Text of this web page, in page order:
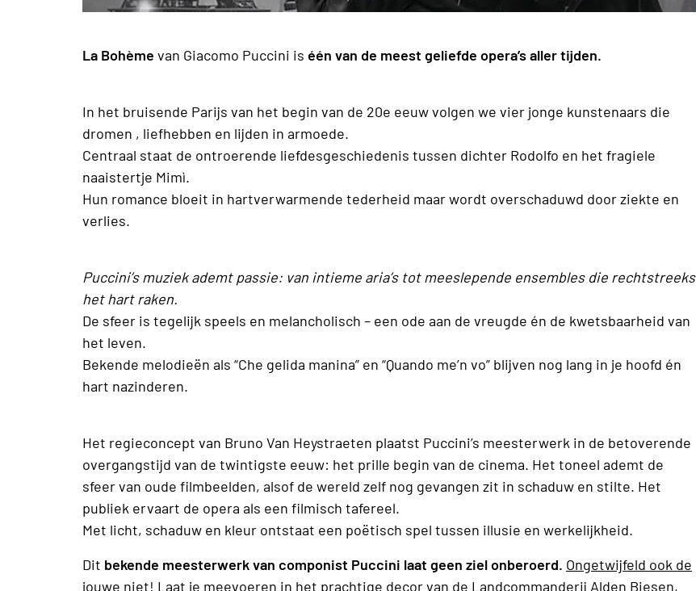
La Bohème van Giacomo Puccini is één van de meest geliefde opera’s aller tijden.
In het bruisende Parijs van het begin van de 20e eeuw volgen we vier jonge kunstenaars die
dromen , liefhebben en lijden in armoede.
Centraal staat de ontroerende liefdesgeschiedenis tussen dichter Rodolfo en het fragiele
naaistertje Mimì.
Hun romance bloeit in hartverwarmende tederheid maar wordt overschaduwd door ziekte en
verlies.
Puccini’s muziek ademt passie: van intieme aria’s tot meeslepende ensembles die rechtstreeks
het hart raken.
De sfeer is tegelijk speels en melancholisch – een ode aan de vreugde én de kwetsbaarheid van
het leven.
Bekende melodieën als “Che gelida manina” en “Quando me’n vo” blijven nog lang in je hoofd én
hart nazinderen.
Het regieconcept van Bruno Van Heystraeten plaatst Puccini’s meesterwerk in de betoverende
overgangstijd van de twintigste eeuw: het prille begin van de cinema. Het toneel ademt de
sfeer van oude filmbeelden, alsof de wereld zelf nog gevangen zit in schaduw en stilte. Het
publiek ervaart de opera als een filmisch tafereel.
Met licht, schaduw en kleur ontstaat een poëtisch spel tussen illusie en werkelijkheid.
Dit bekende meesterwerk van componist Puccini laat geen ziel onberoerd. Ongetwijfeld ook de
jouwe niet! Laat je meevoeren in het prachtige decor van de Landcommanderij Alden Biesen,